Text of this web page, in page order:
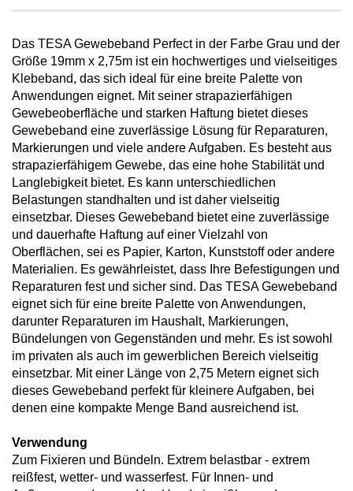
Das TESA Gewebeband Perfect in der Farbe Grau und der
Größe 19mm x 2,75m ist ein hochwertiges und vielseitiges
Klebeband, das sich ideal für eine breite Palette von
Anwendungen eignet. Mit seiner strapazierfähigen
Gewebeoberfläche und starken Haftung bietet dieses
Gewebeband eine zuverlässige Lösung für Reparaturen,
Markierungen und viele andere Aufgaben. Es besteht aus
strapazierfähigem Gewebe, das eine hohe Stabilität und
Langlebigkeit bietet. Es kann unterschiedlichen
Belastungen standhalten und ist daher vielseitig
einsetzbar. Dieses Gewebeband bietet eine zuverlässige
und dauerhafte Haftung auf einer Vielzahl von
Oberflächen, sei es Papier, Karton, Kunststoff oder andere
Materialien. Es gewährleistet, dass Ihre Befestigungen und
Reparaturen fest und sicher sind. Das TESA Gewebeband
eignet sich für eine breite Palette von Anwendungen,
darunter Reparaturen im Haushalt, Markierungen,
Bündelungen von Gegenständen und mehr. Es ist sowohl
im privaten als auch im gewerblichen Bereich vielseitig
einsetzbar. Mit einer Länge von 2,75 Metern eignet sich
dieses Gewebeband perfekt für kleinere Aufgaben, bei
denen eine kompakte Menge Band ausreichend ist.
Verwendung
Zum Fixieren und Bündeln. Extrem belastbar - extrem
reißfest, wetter- und wasserfest. Für Innen- und